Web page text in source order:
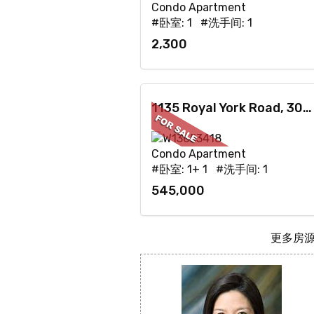
Condo Apartment
#卧室: 1 #洗手间: 1
2,300
1135 Royal York Road, 304, Toronto, ON
Condo Apartment
#卧室: 1+ 1 #洗手间: 1
545,000
更多房